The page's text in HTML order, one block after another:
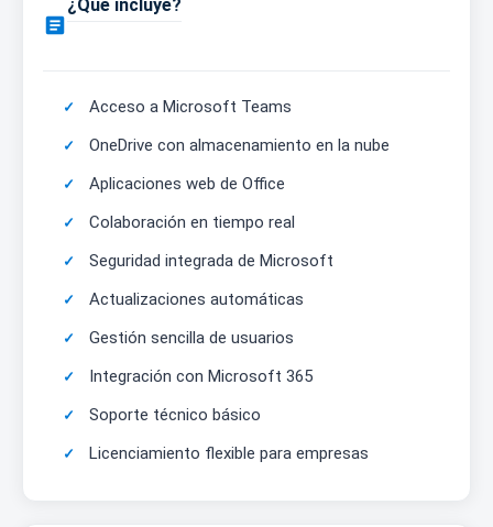

¿Qué incluye?
Acceso a Microsoft Teams
OneDrive con almacenamiento en la nube
Aplicaciones web de Office
Colaboración en tiempo real
Seguridad integrada de Microsoft
Actualizaciones automáticas
Gestión sencilla de usuarios
Integración con Microsoft 365
Soporte técnico básico
Licenciamiento flexible para empresas